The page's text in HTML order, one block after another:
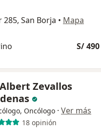
285, San Borja • Mapa
S/ 490
Zevallos
Oncólogo · Ver más
18 opinión